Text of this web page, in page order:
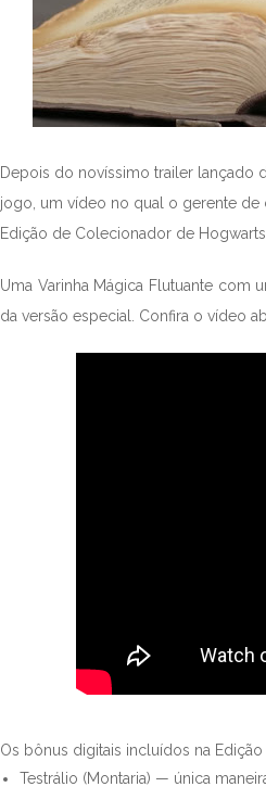
Depois do novíssimo trailer lançado
jogo, um vídeo no qual o gerente de
Edição de Colecionador de Hogwarts
Uma Varinha Mágica Flutuante
da versão especial. Confira o vídeo
Os bônus digitais incluídos na
Testrálio (Montaria) — única